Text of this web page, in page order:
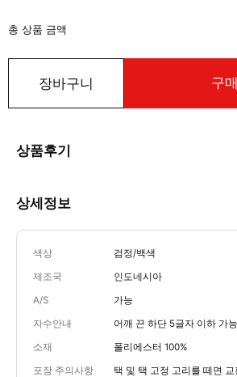
총 상품 금액
장바구니 구
상품후기
상세정보
색상 검정/백색
제조국 인도네시아
A/S 가능
자수안내 어깨 끈 하단 5글자 이하 가능
소재 폴리에스터 100%
포장 주의사항
택 및 택 고정 고리를 떼면